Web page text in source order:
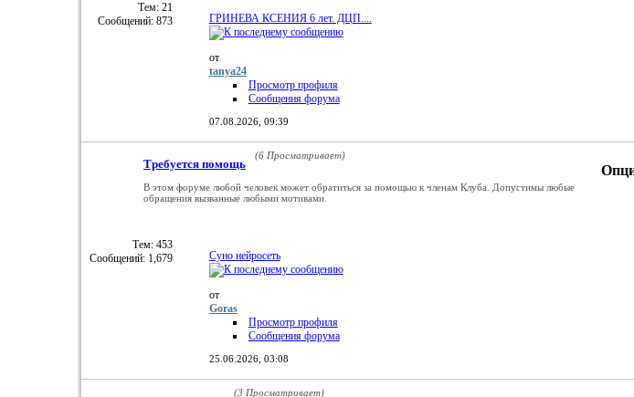
Тем: 21
Сообщений: 873
ГРИНЕВА КСЕНИЯ 6 лет. ДЦП....
от
tanya24
Просмотр профиля
Сообщения форума
07.08.2026, 09:39
Требуется помощь
(6 Просматривает)
В этом форуме любой человек может обратиться за помощью к членам Клуба. Допустимы любые
обращения вызванные любыми мотивами.
Тем: 453
Сообщений: 1,679
Суно нейросеть
от
Goras
Просмотр профиля
Сообщения форума
25.06.2026, 03:08
(3 Просматривает)